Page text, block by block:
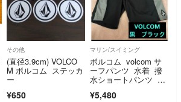
その他
(直径3.9cm) VOLCO
M ボルコム ステッカ
ー
¥650
マリン/スイミング
ボルコム volcom サ
ーフパンツ 水着 撥
水ショートパンツ 3
¥5,480